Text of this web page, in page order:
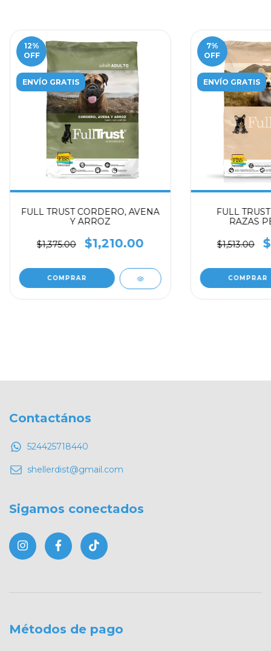
12%
OFF
ENVÍO GRATIS
FULL TRUST CORDERO, AVENA
Y ARROZ
$1,375.00 $1,210.00
COMPRAR
7%
OFF
ENVÍO GRATIS
FULL
RAZAS
$1,513.00
COMPRAR
Contactános
524425718440
shellerdist@gmail.com
Sigamos conectados
Métodos de pago